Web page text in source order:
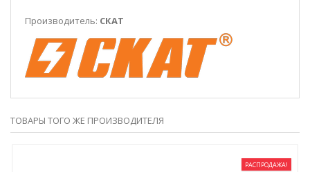
Производитель: СКАТ
ТОВАРЫ ТОГО ЖЕ ПРОИЗВОДИТЕЛЯ
РАСПРОДАЖА!